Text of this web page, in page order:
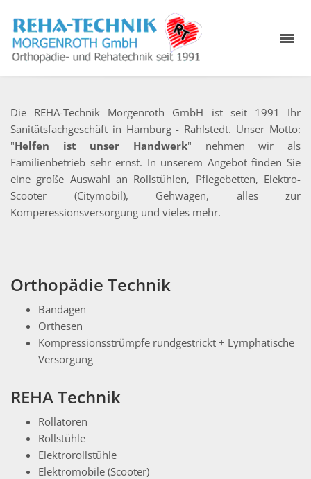
Die REHA-Technik Morgenroth GmbH ist seit 1991 Ihr
Sanitätsfachgeschäft in Hamburg - Rahlstedt. Unser Motto:
"Helfen ist unser Handwerk" nehmen wir als
Familienbetrieb sehr ernst. In unserem Angebot finden Sie
eine große Auswahl an Rollstühlen, Pflegebetten, Elektro-
Scooter (Citymobil), Gehwagen, alles zur
Komperessionsversorgung und vieles mehr.
Orthopädie Technik
Bandagen
Orthesen
Kompressionsstrümpfe rundgestrickt + Lymphatische
Versorgung
REHA Technik
Rollatoren
Rollstühle
Elektrorollstühle
Elektromobile (Scooter)